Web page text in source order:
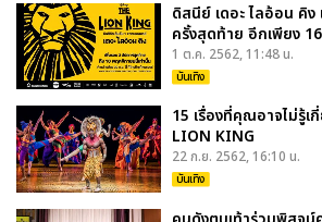
ดิสนีย์ เดอะ ไลอ้อน คิง
ครั้งสุดท้าย อีกเพียง
1 ต.ค. 2562, 11:48 น.
บันเทิง
15 เรื่องที่คุณอาจไม่รู้เ
LION KING
22 ก.ย. 2562, 16:10 น.
บันเทิง